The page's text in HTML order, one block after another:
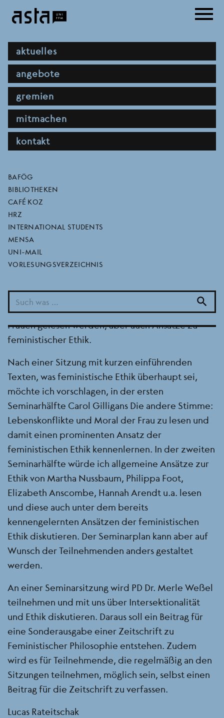
zum
hauptnavigation
aktuelles
angebote
gremien
mitmachen
kontakt
direktlinks
BAFÖG
BIBLIOTHEKEN
CAFÉ KOZ
HRZ
INTERNATIONAL STUDENTS
MENSA
UNI-MAIL
VORLESUNGSVERZEICHNIS
search
menu
feministische ethik
BEREICH
FB 08
SEMESTER
2024/2025 WINTERSEMESTER
Aufgrund des Mangels an zeitgenössischer Ethik
und feministischer Philosophie im Lehrangebot
des Wintersemesters 2024/2025 möchte ich mit
diesem Mangel entgegenwirken. Im Seminar
sollen demnach Werke zeitgenössischer Ethik von
Frauen gelesen werden, aber auch Ansätze zu
feministischer Ethik.
Nach einer Sitzung mit kurzen einführenden
Texten, was feministische Ethik überhaupt sei,
möchte ich vorschlagen, in der ersten
Seminarhälfte Carol Gilligans Die andere Stimme:
Lebenskonflikte und Moral der Frau zu lesen und
damit einen prominenten Ansatz der
feministischen Ethik kennenlernen. In der zweiten
Seminarhälfte würde ich allgemeine Ansätze zur
Ethik von Martha Nussbaum, Philippa Foot,
Elizabeth Anscombe, Hannah Arendt u.a. lesen
und diese auch unter dem bereits
kennengelernten Ansätzen der feministischen
Ethik diskutieren. Der Seminarplan kann aber auf
Wunsch der Teilnehmenden anders gestaltet
werden.
An einer Seminarsitzung wird PD Dr. Merle Weßel
teilnehmen und mit uns über Intersektionalität
und Ethik diskutieren. Daraus soll ein Beitrag für
eine Sonderausgabe einer Zeitschrift zu
Feministischer Philosophie entstehen. Zudem
wird es für Teilnehmende, die regelmäßig an den
Sitzungen teilnehmen, möglich sein, selbst einen
Beitrag für die Zeitschrift zu verfassen.
Lucas Rateitschak